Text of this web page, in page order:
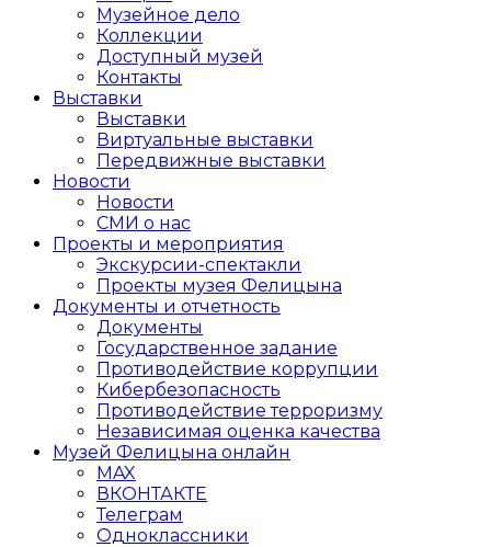
Музейное дело
Коллекции
Доступный музей
Контакты
Выставки
Выставки
Виртуальные выставки
Передвижные выставки
Новости
Новости
СМИ о нас
Проекты и мероприятия
Экскурсии-спектакли
Проекты музея Фелицына
Документы и отчетность
Документы
Государственное задание
Противодействие коррупции
Кибер­безопасность
Противодействие терроризму
Независимая оценка качества
Музей Фелицына онлайн
MAX
ВКОНТАКТЕ
Телеграм
Одноклассники